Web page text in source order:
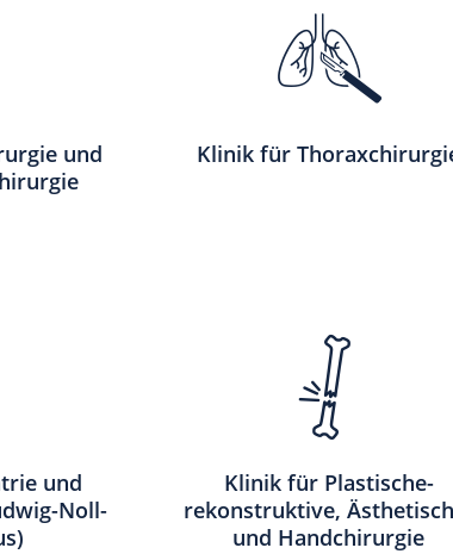
und
Klinik für
und
Noll-
Klinik für Plastische-
rekonstruktive,
und Handchirurgie